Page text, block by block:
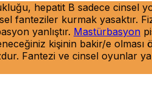
hepatit B sadece cinsel
fanteziler kurmak yasaktır.
yanlıştır. Mastürbasyon
kişinin bakir/e
Fantezi ve cinsel oyunlar